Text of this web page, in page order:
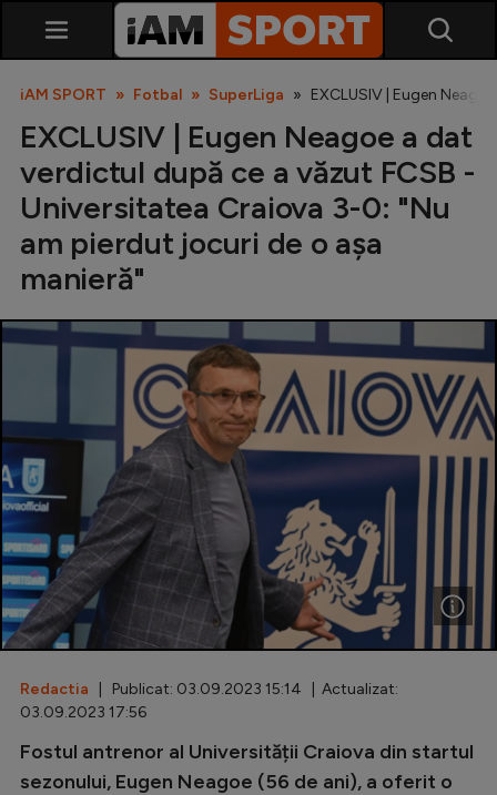
Liga 2
Cupa României
Echipa Națională
U21
Fotbal feminin
Special
Diverse
Inedit
Champions League
iAM SPORT Fotbal SuperLiga EXCLUSIV | Eugen
EXCLUSIV | Eugen Neagoe a dat
verdictul după ce a văzut FCSB -
Universitatea Craiova 3-0: "Nu
am pierdut jocuri de o așa
manieră"
Redactia | Publicat: 03.09.2023 15:14 | Actualizat:
03.09.2023 17:56
Fostul antrenor al Universității Craiova din startul
sezonului, Eugen Neagoe (56 de ani), a oferit o